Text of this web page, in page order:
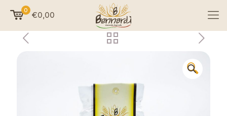
0
€0,00
🔍